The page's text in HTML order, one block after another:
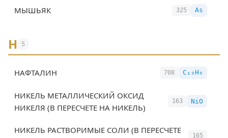
МЫШЬЯК 325 As
Н 5
НАФТАЛИН 708 C₁₀H₈
НИКЕЛЬ МЕТАЛЛИЧЕСКИЙ ОКСИД
НИКЕЛЯ (В ПЕРЕСЧЕТЕ НА НИКЕЛЬ)
163 NiO
НИКЕЛЬ РАСТВОРИМЫЕ СОЛИ (В ПЕРЕСЧЕТЕ
165